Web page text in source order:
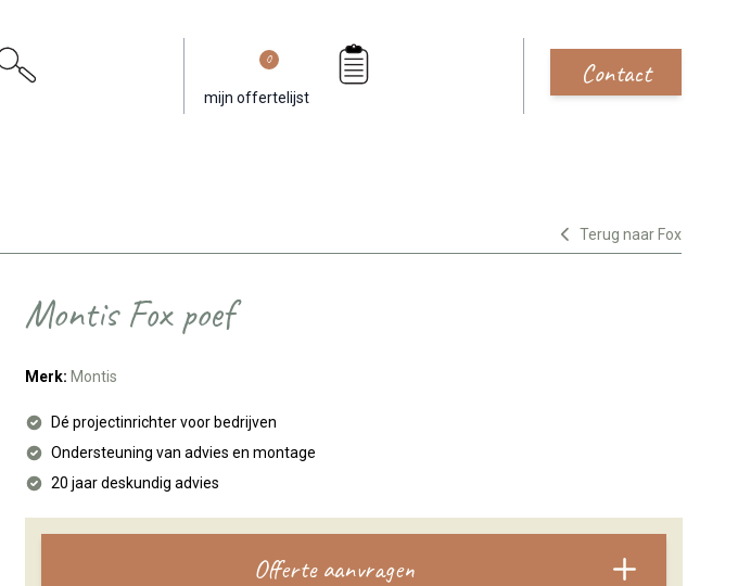
mijn offertelijst
0 Contact
Terug naar Fox
Montis Fox poef
Merk: Montis
Dé projectinrichter voor bedrijven
Ondersteuning van advies en montage
20 jaar deskundig advies
Offerte aanvragen